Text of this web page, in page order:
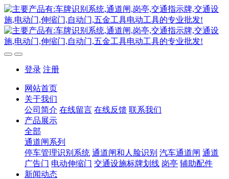
登录 注册
网站首页
关于我们
公司简介 在线留言 在线反馈 联系我们
产品展示
全部
通道闸系列
停车管理识别系统 通道闸和人脸识别 汽车通道闸 通道
广告门 电动伸缩门 交通设施标牌划线 岗亭 辅助配件
新闻动态